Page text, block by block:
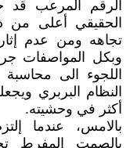
الرقم المرعب قد
الحقيقي أعلى من
تجاهه ومن عدم
وبکل المواصفات
اللجوء الى
النظام البربري
أکثر في وحشيته.
بالامس، عندما
بالصمت المفرط